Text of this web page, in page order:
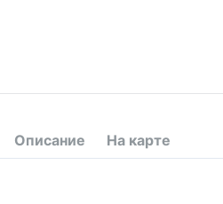
Описание На карте